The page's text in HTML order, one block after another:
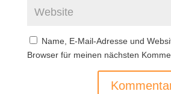
Name, E-Mail-Adresse und
Browser für meinen nächsten